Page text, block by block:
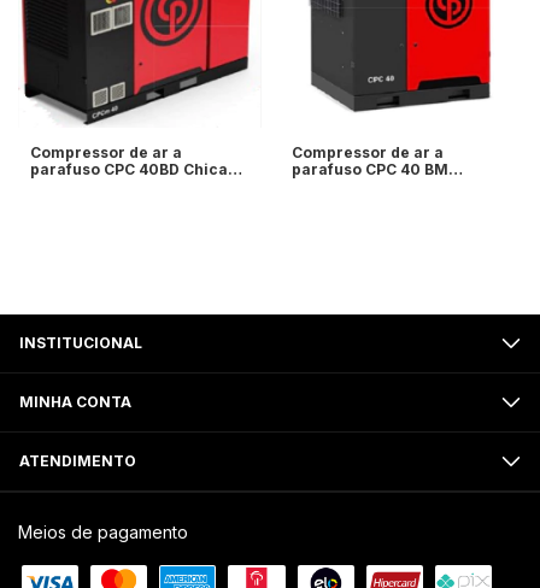
Compressor de ar a
parafuso CPC 40BD Chicago
Compressor de ar a
parafuso CPC 40 BM
INSTITUCIONAL
MINHA CONTA
ATENDIMENTO
Meios de pagamento